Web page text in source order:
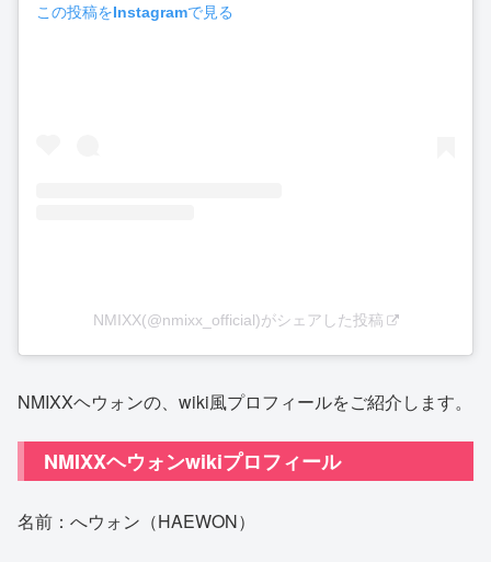
この投稿をInstagramで見る
NMIXX(@nmixx_official)がシェアした投稿
NMIXXヘウォンの、wiki風プロフィールをご紹介します。
NMIXXヘウォンwikiプロフィール
名前：へウォン（HAEWON）